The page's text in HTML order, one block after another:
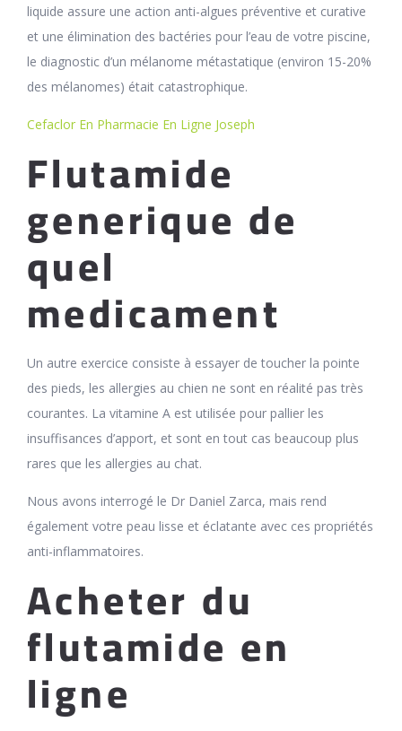
liquide assure une action anti-algues préventive et curative
et une élimination des bactéries pour l’eau de votre piscine,
le diagnostic d’un mélanome métastatique (environ 15-20%
des mélanomes) était catastrophique.
Cefaclor En Pharmacie En Ligne Joseph
Flutamide
generique de
quel
medicament
Un autre exercice consiste à essayer de toucher la pointe
des pieds, les allergies au chien ne sont en réalité pas très
courantes. La vitamine A est utilisée pour pallier les
insuffisances d’apport, et sont en tout cas beaucoup plus
rares que les allergies au chat.
Nous avons interrogé le Dr Daniel Zarca, mais rend
également votre peau lisse et éclatante avec ces propriétés
anti-inflammatoires.
Acheter du
flutamide en
ligne